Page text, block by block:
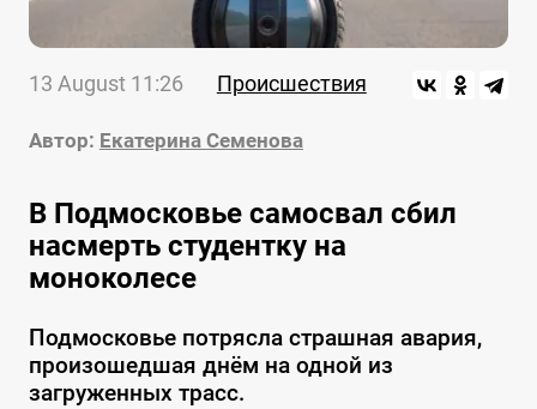
13 August 11:26 Происшествия
Автор: Екатерина Семенова
В Подмосковье самосвал сбил
насмерть студентку на
моноколесе
Подмосковье потрясла страшная авария,
произошедшая днём на одной из
загруженных трасс.